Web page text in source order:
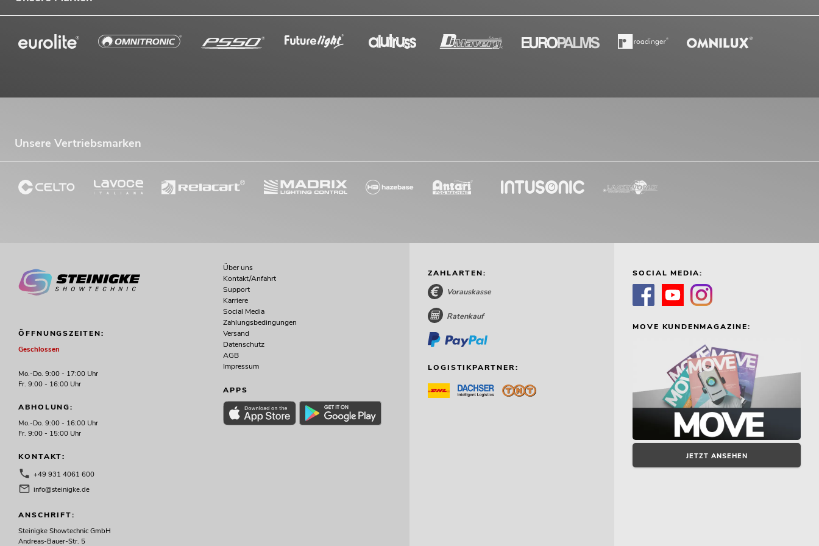
Unsere Vertriebsmarken
ÖFFNUNGSZEITEN:
Geschlossen
Mo.-Do. 9:00 - 17:00 Uhr
Fr. 9:00 - 16:00 Uhr
ABHOLUNG:
Mo.-Do. 9:00 - 16:00 Uhr
Fr. 9:00 - 15:00 Uhr
KONTAKT:
+49 931 4061 600
info@steinigke.de
ANSCHRIFT:
Steinigke Showtechnic GmbH
Andreas-Bauer-Str. 5
Über uns
Kontakt/Anfahrt
Support
Karriere
Social Media
Zahlungsbedingungen
Versand
Datenschutz
AGB
Impressum
APPS
ZAHLARTEN:
Vorauskasse
Ratenkauf
LOGISTIKPARTNER:
SOCIAL MEDIA:
MOVE KUNDENMAGAZINE:
JETZT ANSEHEN